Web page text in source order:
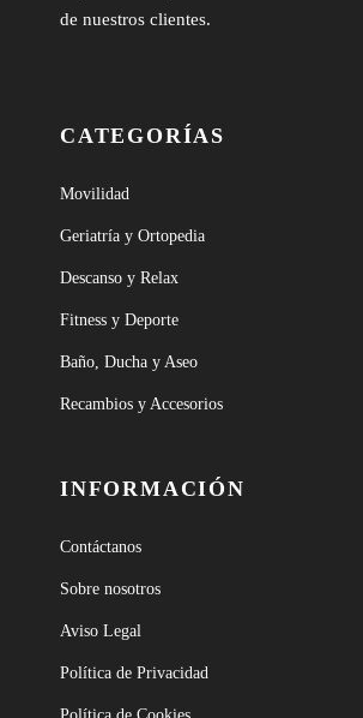
de nuestros clientes.
CATEGORÍAS
Movilidad
Geriatría y Ortopedia
Descanso y Relax
Fitness y Deporte
Baño, Ducha y Aseo
Recambios y Accesorios
INFORMACIÓN
Contáctanos
Sobre nosotros
Aviso Legal
Política de Privacidad